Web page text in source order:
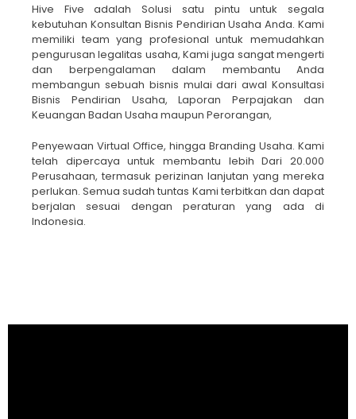
Hive Five adalah Solusi satu pintu untuk segala
kebutuhan Konsultan Bisnis Pendirian Usaha Anda. Kami
memiliki team yang profesional untuk memudahkan
pengurusan legalitas usaha, Kami juga sangat mengerti
dan berpengalaman dalam membantu Anda
membangun sebuah bisnis mulai dari awal Konsultasi
Bisnis Pendirian Usaha, Laporan Perpajakan dan
Keuangan Badan Usaha maupun Perorangan,
Penyewaan Virtual Office, hingga Branding Usaha. Kami
telah dipercaya untuk membantu lebih Dari 20.000
Perusahaan, termasuk perizinan lanjutan yang mereka
perlukan. Semua sudah tuntas Kami terbitkan dan dapat
berjalan sesuai dengan peraturan yang ada di
Indonesia.